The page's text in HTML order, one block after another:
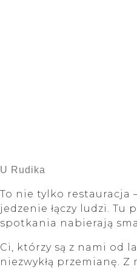
U Rudika
To nie tylko restauracja
jedzenie łączy ludzi. Tu
spotkania nabierają
Ci, którzy są z nami od
niezwykłą przemianę.